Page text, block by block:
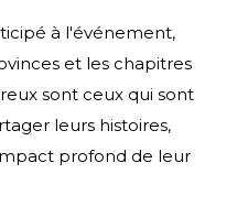
à l'événement,
et les chapitres
sont ceux qui sont
leurs histoires,
profond de leur